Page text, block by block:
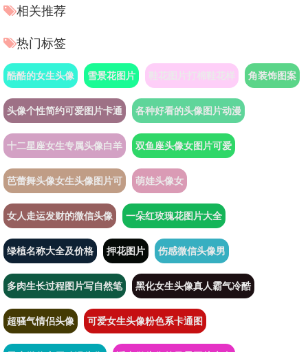
相关推荐
热门标签
酷酷的女生头像 雪景花图片 鞋花图片打棉鞋花样 角装饰图案
头像个性简约可爱图片卡通 各种好看的头像图片动漫
十二星座女生专属头像白羊 双鱼座头像女图片可爱
芭蕾舞头像女生头像图片可 萌娃头像女
女人走运发财的微信头像 一朵红玫瑰花图片大全
绿植名称大全及价格 押花图片 伤感微信头像男
多肉生长过程图片写自然笔 黑化女生头像真人霸气冷酷
超骚气情侣头像 可爱女生头像粉色系卡通图